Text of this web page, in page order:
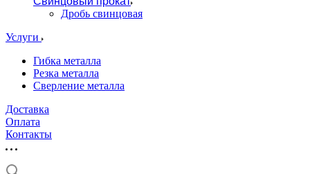
Дробь свинцовая
Услуги
Гибка металла
Резка металла
Сверление металла
Доставка
Оплата
Контакты